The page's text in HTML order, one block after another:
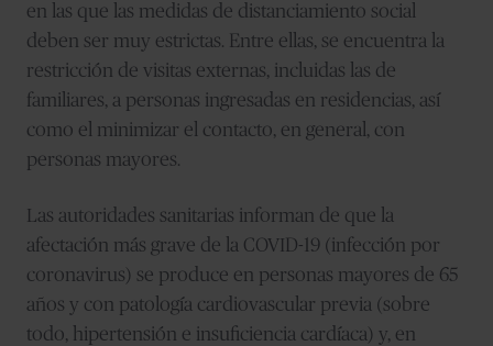
en las que las medidas de distanciamiento social
deben ser muy estrictas. Entre ellas, se encuentra la
restricción de visitas externas, incluidas las de
familiares, a personas ingresadas en residencias, así
como el minimizar el contacto, en general, con
personas mayores.
Las autoridades sanitarias informan de que la
afectación más grave de la COVID-19 (infección por
coronavirus) se produce en personas mayores de 65
años y con patología cardiovascular previa (sobre
todo, hipertensión e insuficiencia cardíaca) y, en